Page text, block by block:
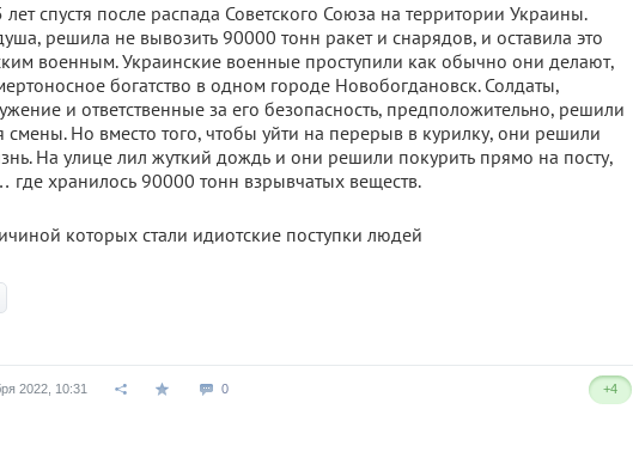
спустя после распада Советского Союза на территории Украины.
решила не вывозить 90000 тонн ракет и снарядов, и оставила это
военным. Украинские военные проступили как обычно они делают,
богатство в одном городе Новобогдановск. Солдаты,
и ответственные за его безопасность, предположительно, решили
смены. Но вместо того, чтобы уйти на перерыв в курилку, они решили
На улице лил жуткий дождь и они решили покурить прямо на посту,
где хранилось 90000 тонн взрывчатых веществ.
2022, 10:31 0 +4